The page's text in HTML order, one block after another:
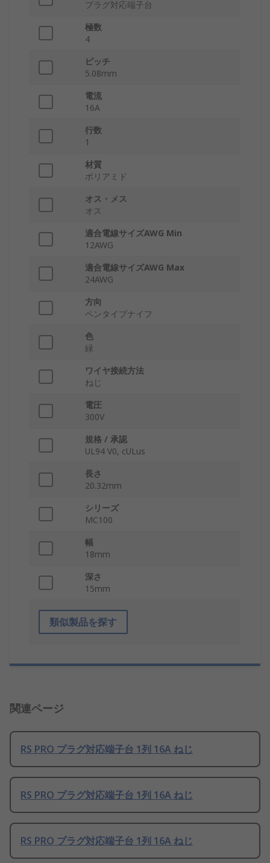
プラグ対応端子台
極数
4
ピッチ
5.08mm
電流
16A
行数
1
材質
ポリアミド
オス・メス
オス
適合電線サイズAWG Min
12AWG
適合電線サイズAWG Max
24AWG
方向
ペンタイプナイフ
色
緑
ワイヤ接続方法
ねじ
電圧
300V
規格 / 承認
UL94 V0, cULus
長さ
20.32mm
シリーズ
MC100
幅
18mm
深さ
15mm
類似製品を探す
関連ページ
RS PRO プラグ対応端子台 1列 16A ねじ
RS PRO プラグ対応端子台 1列 16A ねじ
RS PRO プラグ対応端子台 1列 16A ねじ